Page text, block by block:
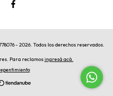
- 2026. Todos los derechos reservados.
Para reclamosingresá acá.